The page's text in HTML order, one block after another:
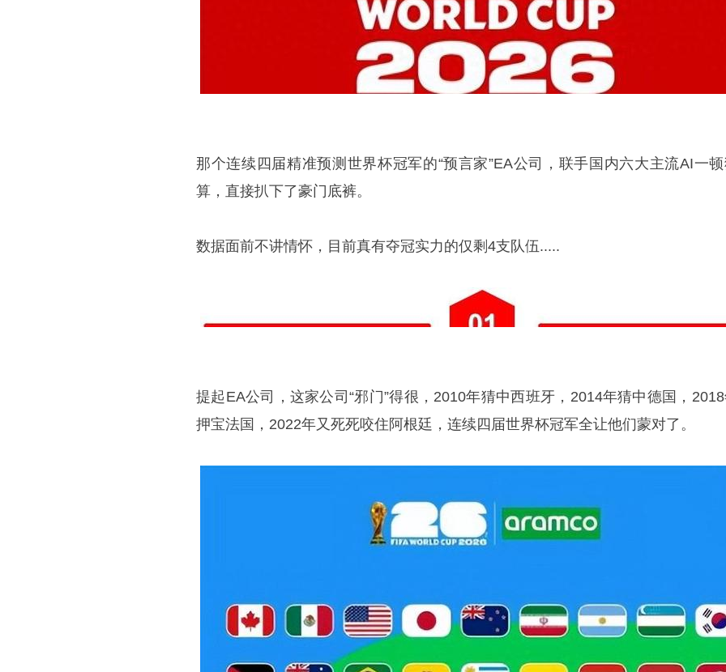
那个连续四届精准预测世界杯冠军的“预言家”EA公司，联手国内六大主流AI一
算，直接扒下了豪门底裤。
数据面前不讲情怀，目前真有夺冠实力的仅剩4支队伍.....
提起EA公司，这家公司“邪门”得很，2010年猜中西班牙，2014年猜中德国，
押宝法国，2022年又死死咬住阿根廷，连续四届世界杯冠军全让他们蒙对了。